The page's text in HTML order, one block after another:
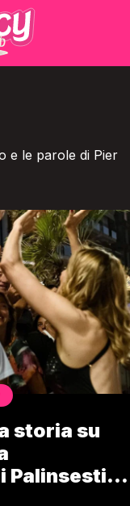
e le parole di Pier
storia su
Palinsesti